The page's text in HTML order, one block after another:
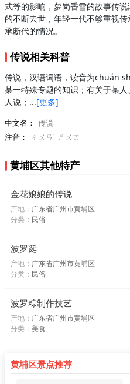
式等的影响，萝岗香雪的故事传
的不断去世，年轻一代不够重视
承断代的情况。
传说相关科普
传说，汉语词语，读音为chuán
某一特殊专题的知识；有关于某
人说；...[更多]
中文名： 传说
注音：
ㄔㄨㄢˊ ㄕㄨㄛ
黄埔区其他特产
金花娘娘的传说
产地： 广东省广州市黄埔区
分类： 民俗
波罗诞
产地： 广东省广州市黄埔区
分类： 民俗
波罗粽制作技艺
产地： 广东省广州市黄埔区
分类： 美食
黄埔区景点推荐